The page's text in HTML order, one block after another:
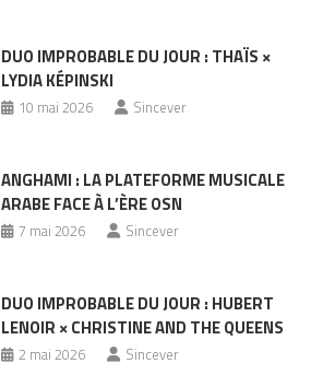
DUO IMPROBABLE DU JOUR : THAÏS ×
LYDIA KÉPINSKI
10 mai 2026 Sincever
ANGHAMI : LA PLATEFORME MUSICALE
ARABE FACE À L’ÈRE OSN
7 mai 2026 Sincever
DUO IMPROBABLE DU JOUR : HUBERT
LENOIR × CHRISTINE AND THE QUEENS
2 mai 2026 Sincever